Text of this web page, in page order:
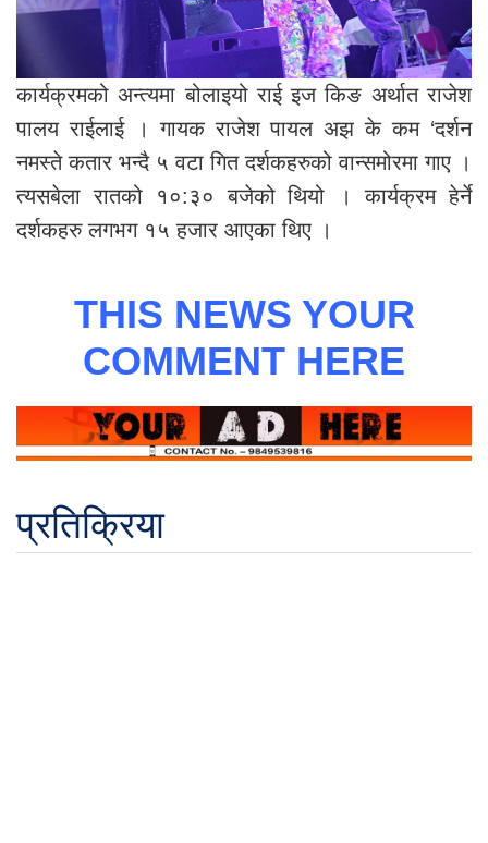
कार्यक्रमको अन्त्यमा बोलाइयो राई इज किङ अर्थात राजेश
पालय राईलाई । गायक राजेश पायल अझ के कम ‘दर्शन
नमस्ते कतार भन्दै ५ वटा गित दर्शकहरुको वान्समोरमा गाए ।
त्यसबेला रातको १०:३० बजेको थियो । कार्यक्रम हेर्ने
दर्शकहरु लगभग १५ हजार आएका थिए ।
THIS NEWS YOUR
COMMENT HERE
प्रतिक्रिया